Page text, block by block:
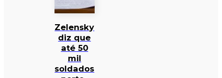
Zelensky
diz que
até 50
mil
soldados